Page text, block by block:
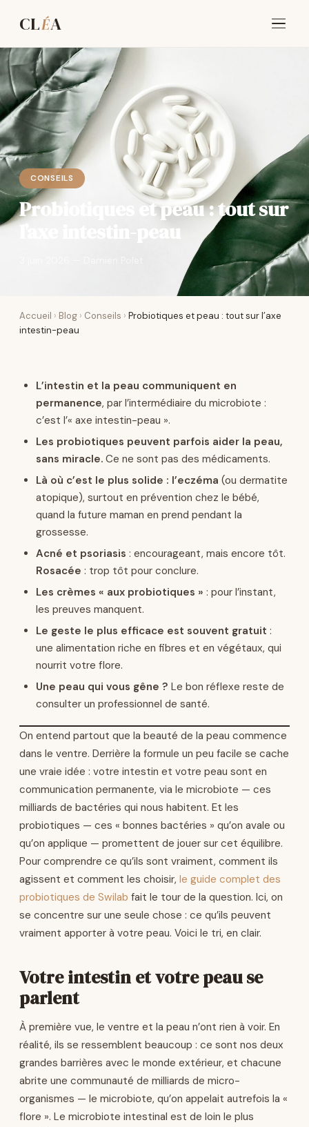
CLÉA
CONSEILS
Probiotiques et peau : tout sur
l’axe intestin-peau
Accueil › Blog › Conseils › Probiotiques et peau : tout sur l’axe
intestin-peau
L’intestin et la peau communiquent en
permanence, par l’intermédiaire du microbiote :
c’est l’« axe intestin-peau ».
Les probiotiques peuvent parfois aider la peau,
sans miracle. Ce ne sont pas des médicaments.
Là où c’est le plus solide : l’eczéma (ou dermatite
atopique), surtout en prévention chez le bébé,
quand la future maman en prend pendant la
grossesse.
Acné et psoriasis : encourageant, mais encore tôt.
Rosacée : trop tôt pour conclure.
Les crèmes « aux probiotiques » : pour l’instant,
les preuves manquent.
Le geste le plus efficace est souvent gratuit :
une alimentation riche en fibres et en végétaux, qui
nourrit votre flore.
Une peau qui vous gêne ? Le bon réflexe reste de
consulter un professionnel de santé.
On entend partout que la beauté de la peau commence
dans le ventre. Derrière la formule un peu facile se cache
une vraie idée : votre intestin et votre peau sont en
communication permanente, via le microbiote — ces
milliards de bactéries qui nous habitent. Et les
probiotiques — ces « bonnes bactéries » qu’on avale ou
qu’on applique — promettent de jouer sur cet équilibre.
Pour comprendre ce qu’ils sont vraiment, comment ils
agissent et comment les choisir, le guide complet des
probiotiques de Swilab fait le tour de la question. Ici, on
se concentre sur une seule chose : ce qu’ils peuvent
vraiment apporter à votre peau. Voici le tri, en clair.
Votre intestin et votre peau se
parlent
À première vue, le ventre et la peau n’ont rien à voir. En
réalité, ils se ressemblent beaucoup : ce sont nos deux
grandes barrières avec le monde extérieur, et chacune
abrite une communauté de milliards de micro-
organismes — le microbiote, qu’on appelait autrefois la «
flore ». Le microbiote intestinal est de loin le plus